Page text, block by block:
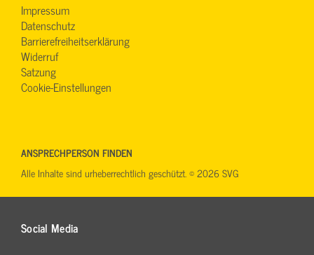
Impressum
Datenschutz
Barrierefreiheitserklärung
Widerruf
Satzung
Cookie-Einstellungen
Social Media
ANSPRECHPERSON FINDEN
Alle Inhalte sind urheberrechtlich geschützt. © 2026 SVG